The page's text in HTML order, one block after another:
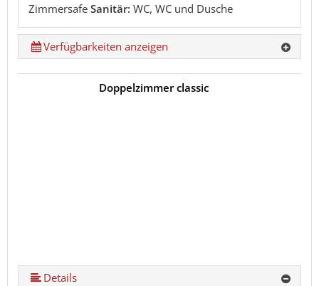
Zimmersafe Sanitär: WC, WC und Dusche
Verfügbarkeiten anzeigen
Doppelzimmer classic
Details